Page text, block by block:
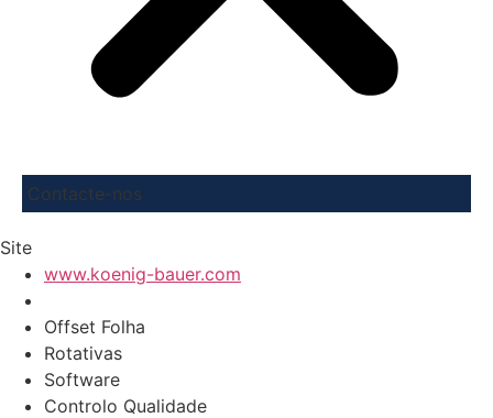
Contacte-nos
Site
www.koenig-bauer.com
Offset Folha
Rotativas
Software
Controlo Qualidade